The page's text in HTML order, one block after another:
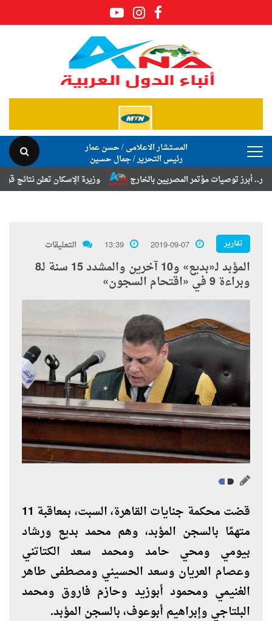
المستشار الاعلامى / حسن عمار
رئيس التحرير / جمال حسين
وزيرة الإسكان تعلن نتائج قرعة
توصيات مؤتمر المصريين بالخارج
تقارير 2019-09-07
13:39 التعليقات
المؤبد لـ«بديع» و10 آخرين والمشدد 15 سنة لـ8
وبراءة 9 في «اقتحام السجون»
قضت محكمة جنايات القاهرة، السبت، بمعاقبة 11
متهمًا بالسجن المؤبد، وهم محمد بديع ورشاد
بيومي ومحي حامد ومحمد سعد الكتاتني
وعصام العريان وسعد الحسيني ومصطفى طاهر
الغنيمي ومحمود أبوزيد وحازم فاروق ومحمد
البلتاجي وإبراهيم أبوعوف، بالسجن المؤبد.